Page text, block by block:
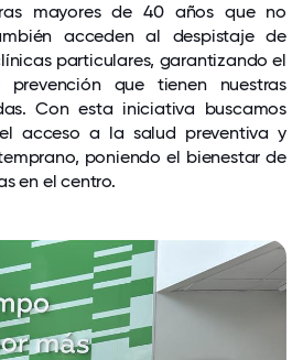
mayores de 40 años que no
acceden al despistaje de
particulares, garantizando el
que tienen nuestras
Con esta iniciativa buscamos
acceso a la salud preventiva y
poniendo el bienestar de
en el centro.